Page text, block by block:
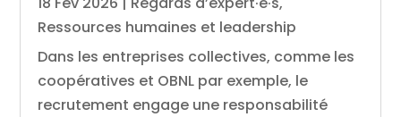
Ressources humaines et leadership
Dans les entreprises collectives, comme les
coopératives et OBNL par exemple, le
recrutement engage une responsabilité